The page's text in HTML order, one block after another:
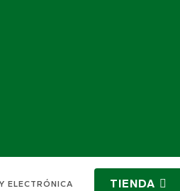
ELECTRÓNICA TIENDA